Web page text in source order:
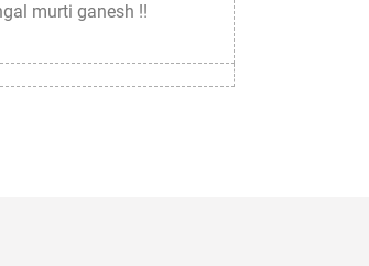
murti ganesh !!